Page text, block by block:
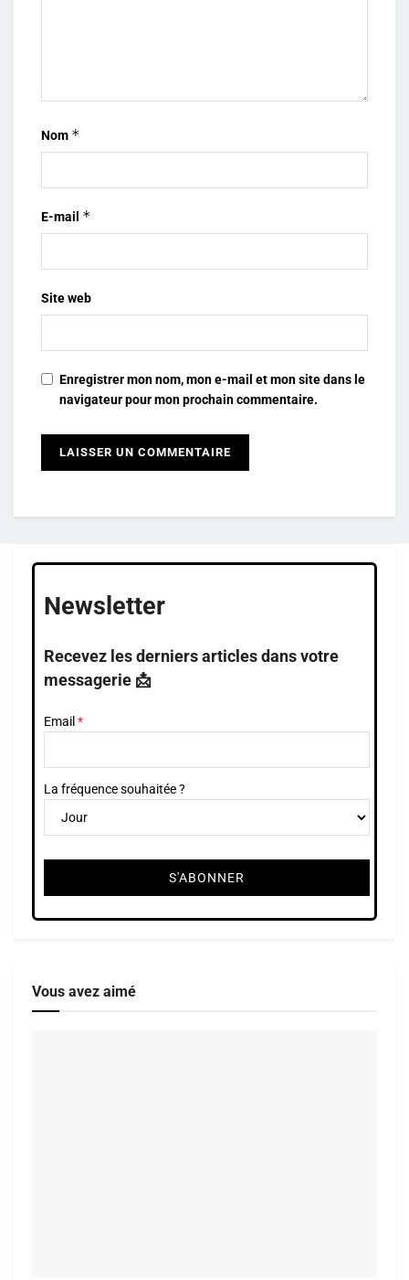
Nom *
E-mail *
Site web
Enregistrer mon nom, mon e-mail et mon site dans le
navigateur pour mon prochain commentaire.
Newsletter
Recevez les derniers articles dans votre
messagerie 📩
Email
La fréquence souhaitée ?
Vous avez aimé